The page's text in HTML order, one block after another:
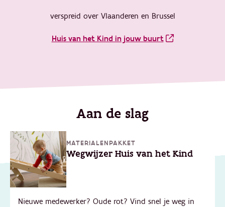
verspreid over Vlaanderen en Brussel
Huis van het Kind in jouw buurt
Aan de slag
MATERIALENPAKKET
Wegwijzer Huis van het Kind
Nieuwe medewerker? Oude rot? Vind snel je weg in